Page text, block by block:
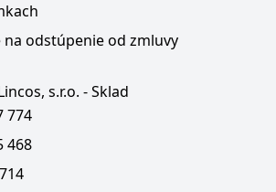
na odstúpenie od zmluvy
s.r.o. - Sklad
774
468